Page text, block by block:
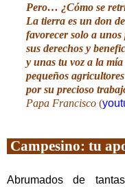
Pero… ¿Cómo se
La tierra es un don
favorecer solo a
sus derechos y
y unas tu voz a la
pequeños
por su precioso
Papa Francisco(
Campesino: tu
Abrumados de